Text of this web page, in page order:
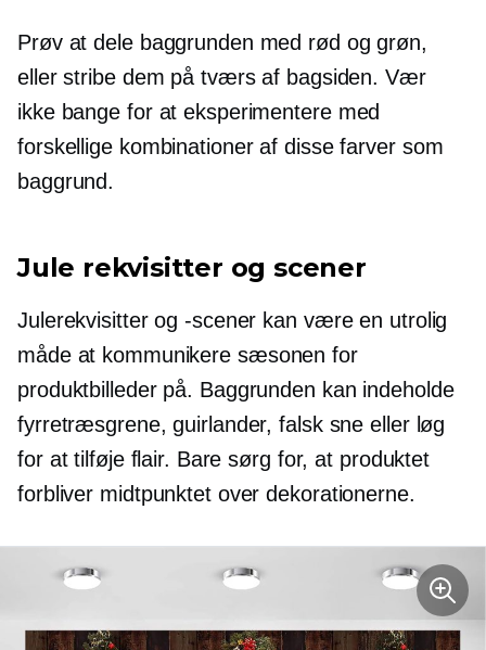
Prøv at dele baggrunden med rød og grøn,
eller stribe dem på tværs af bagsiden. Vær
ikke bange for at eksperimentere med
forskellige kombinationer af disse farver som
baggrund.
Jule rekvisitter og scener
Julerekvisitter og -scener kan være en utrolig
måde at kommunikere sæsonen for
produktbilleder på. Baggrunden kan indeholde
fyrretræsgrene, guirlander, falsk sne eller løg
for at tilføje flair. Bare sørg for, at produktet
forbliver midtpunktet over dekorationerne.